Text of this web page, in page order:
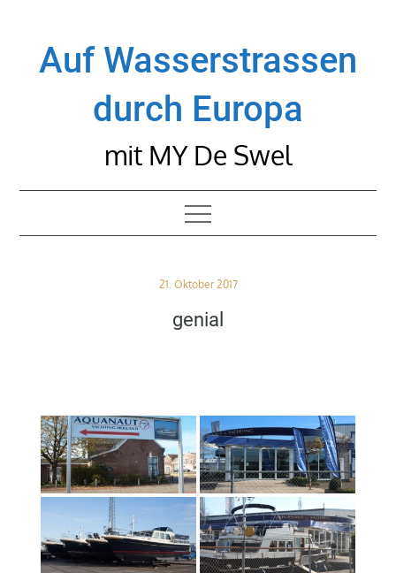
contentAuf Wasserstrassen
durch Europa
mit MY De Swel
Posted
21. Oktober 2017
genial